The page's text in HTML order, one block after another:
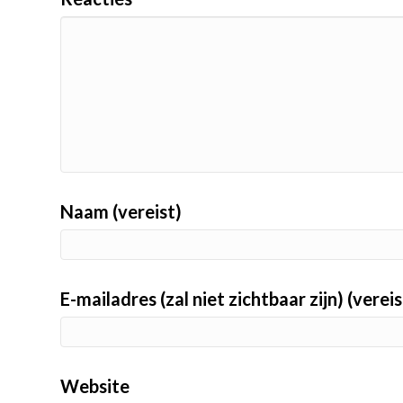
Naam (vereist)
E-mailadres (zal niet zichtbaar zijn)
Website